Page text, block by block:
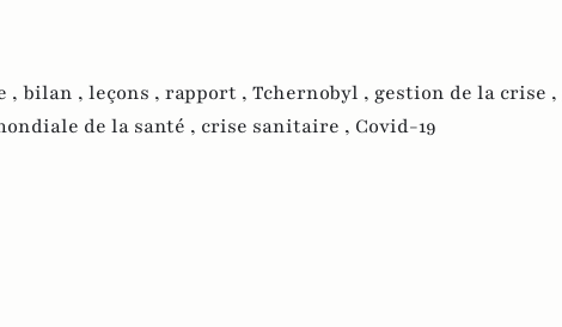
, bilan , leçons , rapport , Tchernobyl , gestion de la crise ,
de la santé , crise sanitaire , Covid-19